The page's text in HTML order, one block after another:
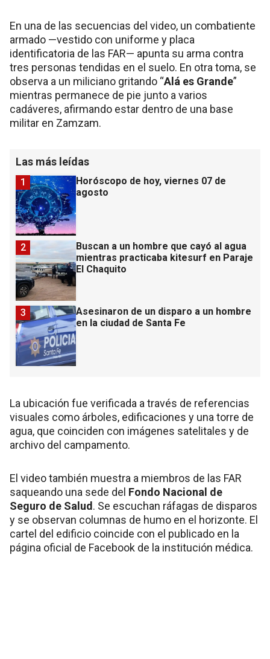
En una de las secuencias del video, un combatiente
armado —vestido con uniforme y placa
identificatoria de las FAR— apunta su arma contra
tres personas tendidas en el suelo. En otra toma, se
observa a un miliciano gritando “Alá es Grande”
mientras permanece de pie junto a varios
cadáveres, afirmando estar dentro de una base
militar en Zamzam.
Las más leídas
Horóscopo de hoy, viernes 07 de
agosto
1
Buscan a un hombre que cayó al agua
mientras practicaba kitesurf en Paraje
El Chaquito
2
Asesinaron de un disparo a un hombre
en la ciudad de Santa Fe
3
La ubicación fue verificada a través de referencias
visuales como árboles, edificaciones y una torre de
agua, que coinciden con imágenes satelitales y de
archivo del campamento.
El video también muestra a miembros de las FAR
saqueando una sede del Fondo Nacional de
Seguro de Salud. Se escuchan ráfagas de disparos
y se observan columnas de humo en el horizonte. El
cartel del edificio coincide con el publicado en la
página oficial de Facebook de la institución médica.